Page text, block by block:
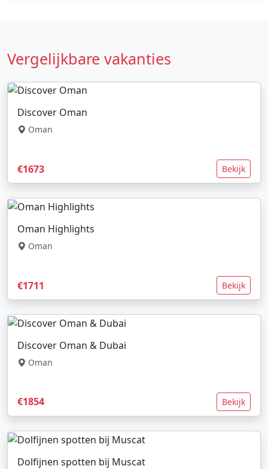
Vergelijkbare vakanties
Discover Oman
Oman
€1673 Bekijk
Oman Highlights
Oman
€1711 Bekijk
Discover Oman & Dubai
Oman
€1854 Bekijk
Dolfijnen spotten bij Muscat